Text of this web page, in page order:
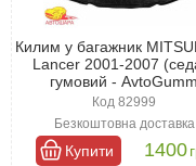
Крім того, килимок для
допомагає
бруд залишається на
підлогу. Догляд за
просто витрусити або
знову буде виглядати як
поліуретановий або
Лансер 9 .
Килим у багажник
Lancer 2001-2007
гумовий - AvtoGumm
Код 82999
Безкоштовна доставка
Купити 1400